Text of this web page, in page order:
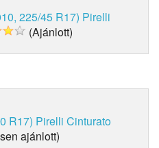
225/45 R17) Pirelli
(Ajánlott)
R17) Pirelli Cinturato
ajánlott)